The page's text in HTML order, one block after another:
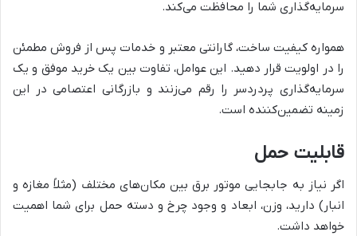
سرمایه‌گذاری شما را محافظت می‌کند.
همواره کیفیت ساخت، گارانتی معتبر و خدمات پس از فروش مطمئن
را در اولویت قرار دهید. این عوامل، تفاوت بین یک خرید موفق و یک
سرمایه‌گذاری پردردسر را رقم می‌زنند و بازرگانی اعتصامی در این
زمینه تضمین‌کننده است.
قابلیت حمل
اگر نیاز به جابجایی موتور برق بین مکان‌های مختلف (مثلاً مغازه و
انبار) دارید، وزن، ابعاد و وجود چرخ و دسته حمل برای شما اهمیت
خواهد داشت.